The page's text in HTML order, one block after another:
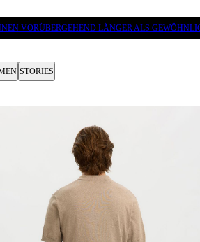
VORÜBERGEHEND LÄNGER ALS
STORIES